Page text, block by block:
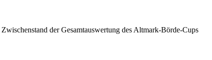
der Gesamtauswertung des Altmark-Börde-Cups